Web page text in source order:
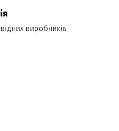
виробників